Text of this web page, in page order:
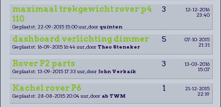
maximaal trekgewicht rover p4
110
3
12-12-2016
23:40
Geplaatst: 22-09-2015 15:00 uur, door quinten
dashboard verlichting dimmer 5
07-10-2015
21:31
Geplaatst: 16-09-2015 16:44 uur, door Theo Steneker
Rover P2 parts 3
13-03-2016
15:07
Geplaatst: 13-09-2015 17:33 uur, door John Verkaik
Kachel rover P6 1
21-12-2015
22:19
Geplaatst: 28-08-2015 20:04 uur, door ab TWM